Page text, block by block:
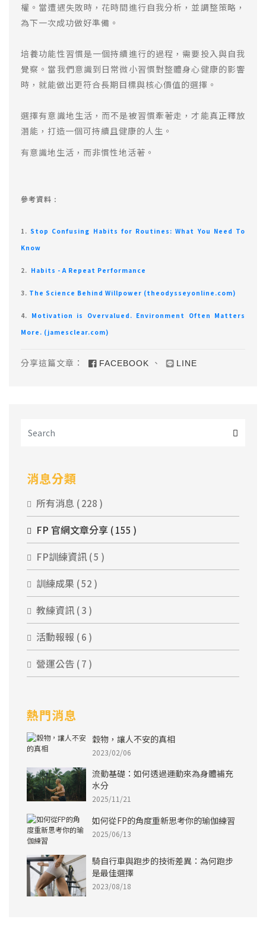
消息分類
所有消息 ( 228 )
FP 官網文章分享 ( 155 )
FP訓練資訊 ( 5 )
訓練成果 ( 52 )
教練資訊 ( 3 )
活動報報 ( 6 )
營運公告 ( 7 )
熱門消息
穀物，讓人不安的真相
2023/02/06
流動基礎：如何透過運動來為身體補充
水分
2025/11/21
如何從FP的角度重新思考你的瑜伽練習
2025/06/13
騎自行車與跑步的技術差異：為何跑步
是最佳選擇
2023/08/18
權。當遭遇失敗時，花時間進行自我分析，並調整策略，
為下一次成功做好準備。
培養功能性習慣是一個持續進行的過程，需要投入與自我
覺察。當我們意識到日常微小習慣對整體身心健康的影響
時，就能做出更符合長期目標與核心價值的選擇。
選擇有意識地生活，而不是被習慣牽著走，才能真正釋放
潛能，打造一個可持續且健康的人生。
有意識地生活，而非慣性地活著。
參考資料 :
1. Stop Confusing Habits for Routines: What You Need To
Know
2. Habits - A Repeat Performance
3. The Science Behind Willpower (theodysseyonline.com)
4. Motivation is Overvalued. Environment Often Matters
More. (jamesclear.com)
分享這篇文章： FACEBOOK 、 LINE